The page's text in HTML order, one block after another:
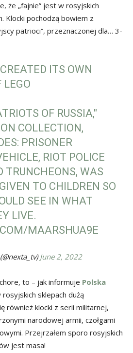
że „fajnie” jest w rosyjskich
Klocki pochodzą bowiem z
patrioci”, przeznaczonej dla… 3-
ITS OWN
LEGO
OF RUSSIA,"
COLLECTION,
PRISONER
RIOT POLICE
TRUNCHEONS, WAS
TO CHILDREN SO
SEE IN WHAT
LIVE.
MAARSHUA9E
June 2, 2022
to – jak informuje Polska
rosyjskich sklepach dużą
również klocki z serii militarnej,
narodowej armii, czołgami
Przejrzałem sporo rosyjskich
jest masa!